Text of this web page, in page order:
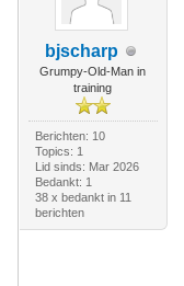
bjscharp
Grumpy-Old-Man in
training
Berichten: 10
Topics: 1
Lid sinds: Mar 2026
Bedankt: 1
38 x bedankt in 11
berichten